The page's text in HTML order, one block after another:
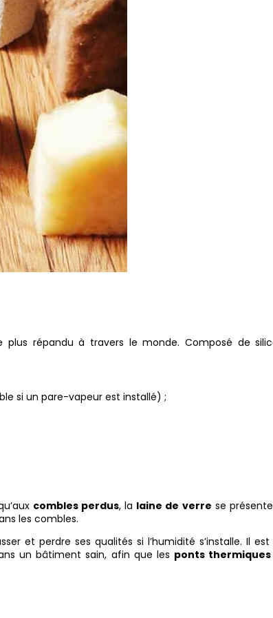
répandu à travers le monde. Composé de
si un pare-vapeur est installé) ;
combles perdus, la laine de verre se
les combles.
et perdre ses qualités si l’humidité s’installe. Il
un bâtiment sain, afin que les ponts thermiques